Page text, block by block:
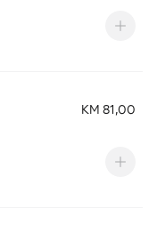
KM 81,00